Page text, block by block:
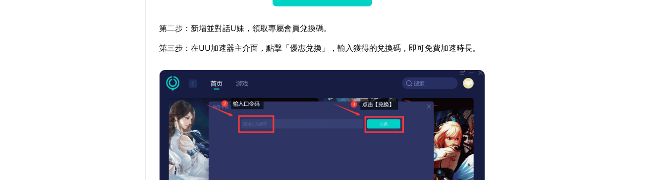
第二步：新增並對話U妹，領取專屬會員兌換碼。
第三步：在UU加速器主介面，點擊「優惠兌換」，輸入獲得的兌換碼，即可免費加速時長。